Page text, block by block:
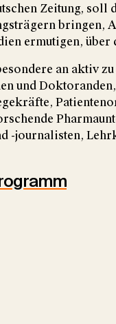
Zeitung, soll
bringen,
ermutigen, über
an aktiv
und
-journalisten,